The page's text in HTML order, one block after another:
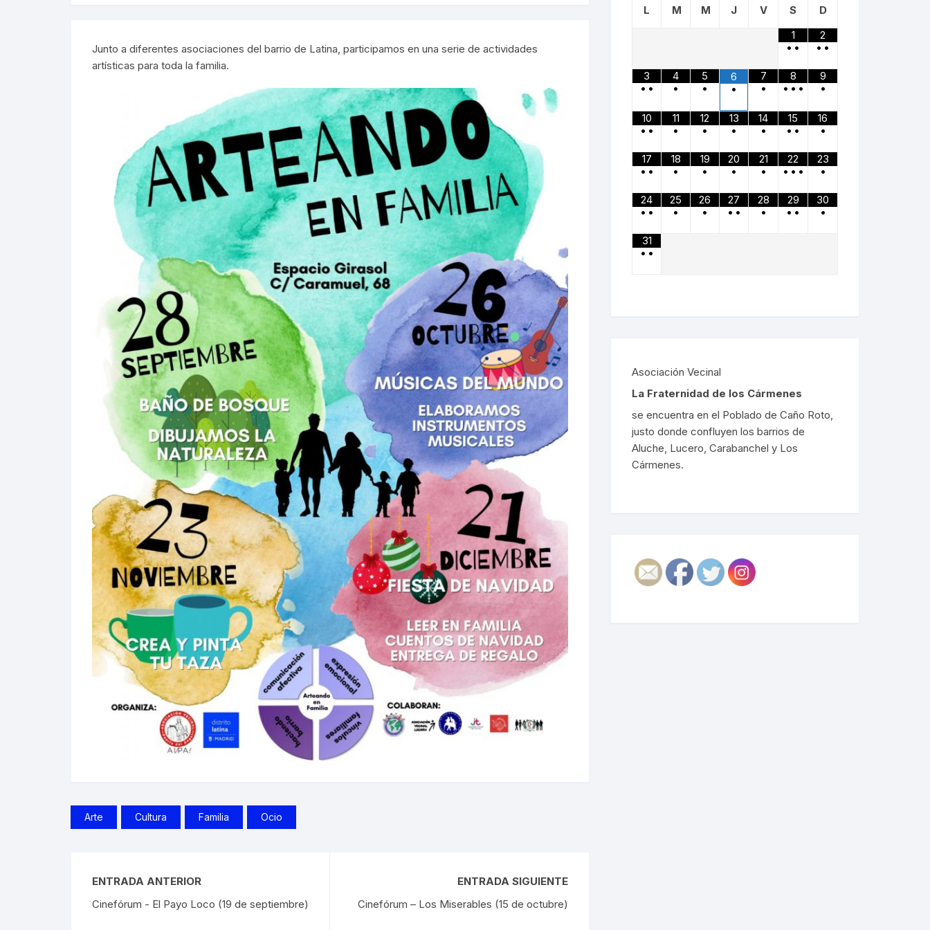
Junto a diferentes asociaciones del barrio de Latina, participamos en una serie de actividades
artísticas para toda la familia.
Arte Cultura Familia Ocio
ENTRADA ANTERIOR
Cinefórum - El Payo Loco (19 de septiembre)
ENTRADA SIGUIENTE
Cinefórum – Los Miserables (15 de octubre)
L M M J V S
D
1
• •
2
• •
3
• •
4
•
5
•
6
•
7
•
8
• • •
9
•
10
• •
11
•
12
•
13
•
14
•
15
• •
16
•
17
• •
18
•
19
•
20
•
21
•
22
• • •
23
•
24
• •
25
•
26
•
27
• •
28
•
29
• •
30
•
31
• •
Asociación Vecinal
La Fraternidad de los Cármenes
se encuentra en el Poblado de Caño Roto,
justo donde confluyen los barrios de
Aluche, Lucero, Carabanchel y Los
Cármenes.